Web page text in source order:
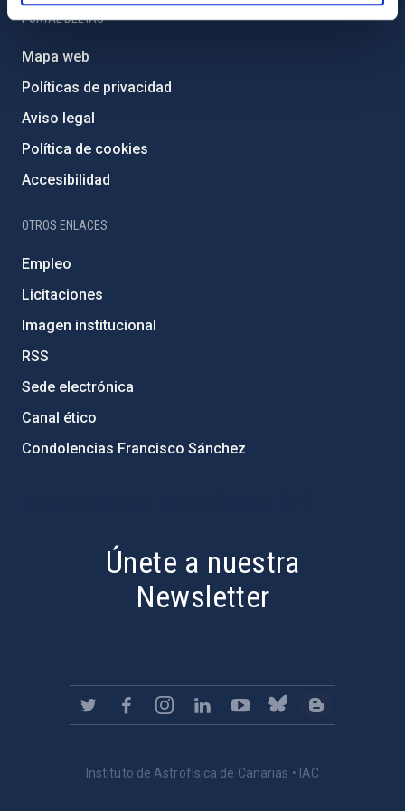
PORTAL DEL IAC
Mapa web
Políticas de privacidad
Aviso legal
Política de cookies
Accesibilidad
OTROS ENLACES
Empleo
Licitaciones
Imagen institucional
RSS
Sede electrónica
Canal ético
Condolencias Francisco Sánchez
Únete a nuestra
Newsletter
Instituto de Astrofísica de Canarias • IAC